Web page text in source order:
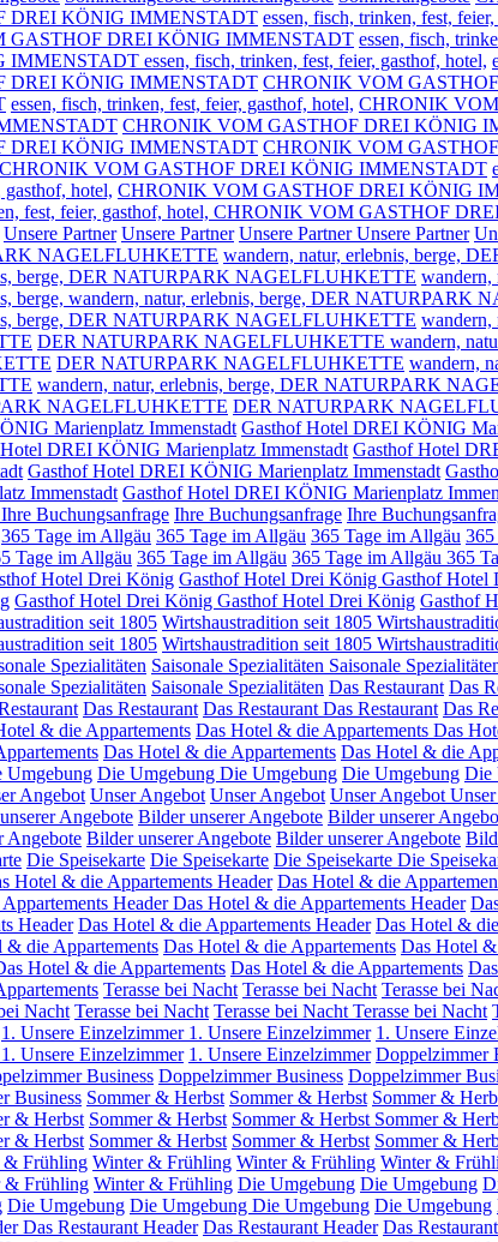
DREI KÖNIG IMMENSTADT essen, fisch, trinken, fest,
GASTHOF DREI KÖNIG IMMENSTADT essen, fisch,
essen, fisch, trinken, fest, feier, gasthof, hotel,
DREI KÖNIG IMMENSTADT CHRONIK VOM
essen, fisch, trinken, fest, feier, gasthof, hotel, CHRONIK
CHRONIK VOM GASTHOF DREI KÖNIG
DREI KÖNIG IMMENSTADT CHRONIK VOM
CHRONIK VOM GASTHOF DREI KÖNIG IMMENSTADT
gasthof, hotel, CHRONIK VOM GASTHOF DREI KÖNIG
fest, feier, gasthof, hotel, CHRONIK VOM GASTHOF
Unsere Partner Unsere Partner Unsere PartnerUnsere Partner
NAGELFLUHKETTE wandern, natur, erlebnis, berge,
berge, DER NATURPARK NAGELFLUHKETTE wandern,
berge, wandern, natur, erlebnis, berge, DER NATURPARK
berge, DER NATURPARK NAGELFLUHKETTE wandern,
DER NATURPARK NAGELFLUHKETTE wandern,
DER NATURPARK NAGELFLUHKETTE wandern,
wandern, natur, erlebnis, berge, DER NATURPARK
NAGELFLUHKETTE DER NATURPARK
Marienplatz Immenstadt Gasthof Hotel DREI KÖNIG
DREI KÖNIG Marienplatz Immenstadt Gasthof Hotel
Gasthof Hotel DREI KÖNIG Marienplatz Immenstadt
Immenstadt Gasthof Hotel DREI KÖNIG Marienplatz
Ihre Buchungsanfrage Ihre Buchungsanfrage Ihre
365 Tage im Allgäu 365 Tage im Allgäu 365 Tage im Allgäu
Tage im Allgäu 365 Tage im Allgäu 365 Tage im Allgäu 365
Hotel Drei König Gasthof Hotel Drei König Gasthof Hotel
Gasthof Hotel Drei König Gasthof Hotel Drei König Gasthof
seit 1805 Wirtshaustradition seit 1805
seit 1805 Wirtshaustradition seit 1805
Spezialitäten Saisonale Spezialitäten Saisonale
Spezialitäten Saisonale Spezialitäten Das Restaurant Das
Das Restaurant Das Restaurant Das Restaurant Das
& die Appartements Das Hotel & die Appartements Das
Das Hotel & die Appartements Das Hotel & die
Umgebung Die Umgebung Die Umgebung Die Umgebung Die
Angebot Unser Angebot Unser Angebot Unser Angebot
Angebote Bilder unserer Angebote Bilder unserer
Angebote Bilder unserer Angebote Bilder unserer Angebote
Die Speisekarte Die Speisekarte Die Speisekarte Die
Hotel & die Appartements Header Das Hotel & die
HeaderDas Hotel & die Appartements Header
Header Das Hotel & die Appartements Header Das Hotel &
& die Appartements Das Hotel & die Appartements Das Hotel
Hotel & die Appartements Das Hotel & die Appartements
Terasse bei Nacht Terasse bei Nacht Terasse bei
Nacht Terasse bei Nacht Terasse bei Nacht Terasse bei Nacht
1. Unsere Einzelzimmer 1. Unsere Einzelzimmer 1. Unsere
1. Unsere Einzelzimmer 1. Unsere Einzelzimmer Doppelzimmer
Business Doppelzimmer Business Doppelzimmer
Business Sommer & Herbst Sommer & Herbst Sommer &
& Herbst Sommer & Herbst Sommer & Herbst Sommer &
& Herbst Sommer & Herbst Sommer & Herbst Sommer &
& Frühling Winter & Frühling Winter & Frühling Winter &
& Frühling Winter & Frühling Die Umgebung Die Umgebung
Die Umgebung Die Umgebung Die Umgebung Die Umgebung
Das Restaurant Header Das Restaurant Header Das